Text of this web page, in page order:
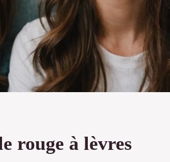
rouge à lèvres